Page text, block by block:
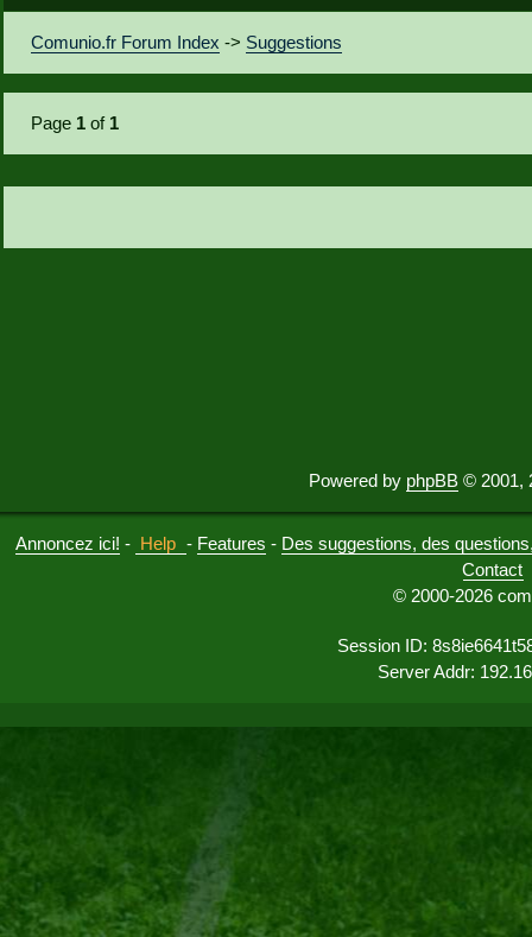
Comunio.fr Forum Index -> Suggestions
Page 1 of 1
Powered by phpBB © 2001,
Annoncez ici! - Help - Features - Des suggestions, des
Contact
© 2000-2026
Session ID:
Server Addr: